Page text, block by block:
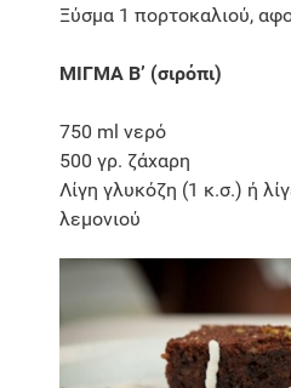
Ξύσμα 1 πορτοκαλιού,
ΜΙΓΜΑ Β’ (σιρόπι)
750 ml νερό
500 γρ. ζάχαρη
Λίγη γλυκόζη (1 κ.σ.) ή
λεμονιού